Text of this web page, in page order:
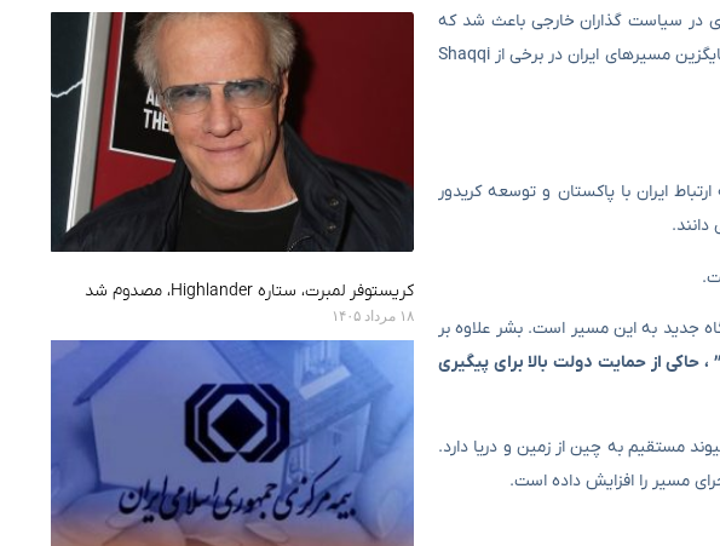
در سیاست گذاران خارجی باعث شد که
ایران از فرصت ها استفاده نکند. نتیجه این بود که کشورهایی مانند جمهوری آذربایجان ، قزاقستان و حتی امارات متحده عربی جایگزین مسیرهای ایران در برخی از Shaqqi
ایران با پاکستان و توسعه کریدور
جدید به این مسیر است. بشر علاوه بر
از حمایت دولت بالا برای پیگیری
مستقیم به چین از زمین و دریا دارد.
مسیر را افزایش داده است.
کریستوفر لمبرت، ستاره Highlander، مصدوم شد
۱۸ مرداد ۱۴۰۵